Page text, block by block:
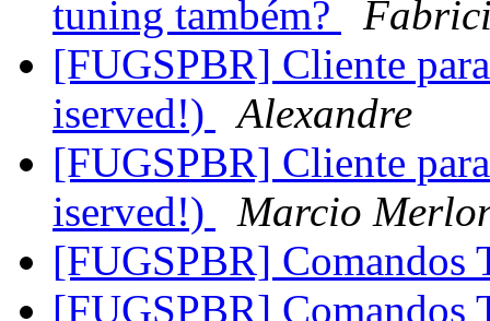
tuning também?
[FUGSPBR] Cliente
iserved!)
Alexandre
[FUGSPBR] Cliente
iserved!)
Marcio
[FUGSPBR] Comandos
[FUGSPBR] Comandos